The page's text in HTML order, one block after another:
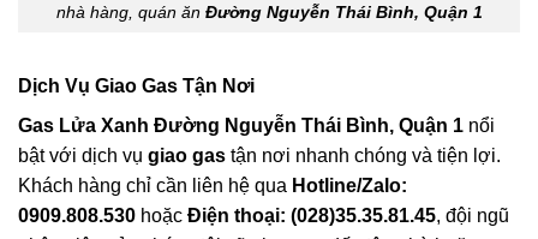
nhà hàng, quán ăn Đường Nguyễn Thái Bình, Quận 1
Dịch Vụ Giao Gas Tận Nơi
Gas Lửa Xanh Đường Nguyễn Thái Bình, Quận 1 nổi
bật với dịch vụ giao gas tận nơi nhanh chóng và tiện lợi.
Khách hàng chỉ cần liên hệ qua Hotline/Zalo:
0909.808.530 hoặc Điện thoại: (028)35.35.81.45, đội ngũ